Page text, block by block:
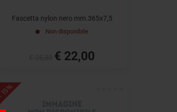
Fascetta nylon nero mm.365x7,5
Non disponibile
€ 22,00
- 15%